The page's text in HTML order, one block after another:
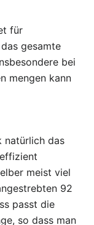
für
gesamte
bei
mengen kann
natürlich das
meist viel
92
passt die
so dass man